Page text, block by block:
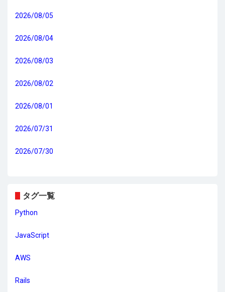
2026/08/05
2026/08/04
2026/08/03
2026/08/02
2026/08/01
2026/07/31
2026/07/30
タグ一覧
Python
JavaScript
AWS
Rails